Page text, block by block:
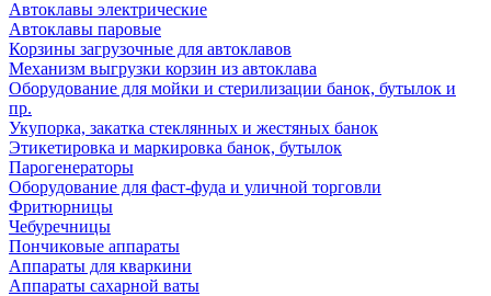
Автоклавы электрические
Автоклавы паровые
Корзины загрузочные для автоклавов
Механизм выгрузки корзин из автоклава
Оборудование для мойки и стерилизации банок, бутылок и
пр.
Укупорка, закатка стеклянных и жестяных банок
Этикетировка и маркировка банок, бутылок
Парогенераторы
Оборудование для фаст-фуда и уличной торговли
Фритюрницы
Чебуречницы
Пончиковые аппараты
Аппараты для кваркини
Аппараты сахарной ваты